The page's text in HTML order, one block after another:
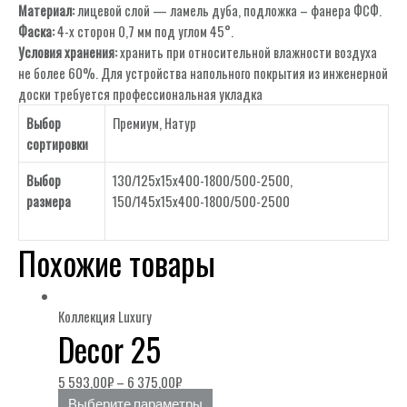
Материал:лицевой слой — ламель дуба, подложка – фанера ФСФ.
Фаска:4-х сторон 0,7 мм под углом 45°.
Условия хранения:хранить при относительной влажности воздуха
не более 60%. Для устройства напольного покрытия из инженерной
доски требуется профессиональная укладка
Выбор
сортировки
Премиум,Натур
Выбор
размера
130/125х15х400-1800/500-2500,
150/145х15х400-1800/500-2500
Похожие товары
Коллекция Luxury
Decor 25
5 593,00₽– 6 375,00₽